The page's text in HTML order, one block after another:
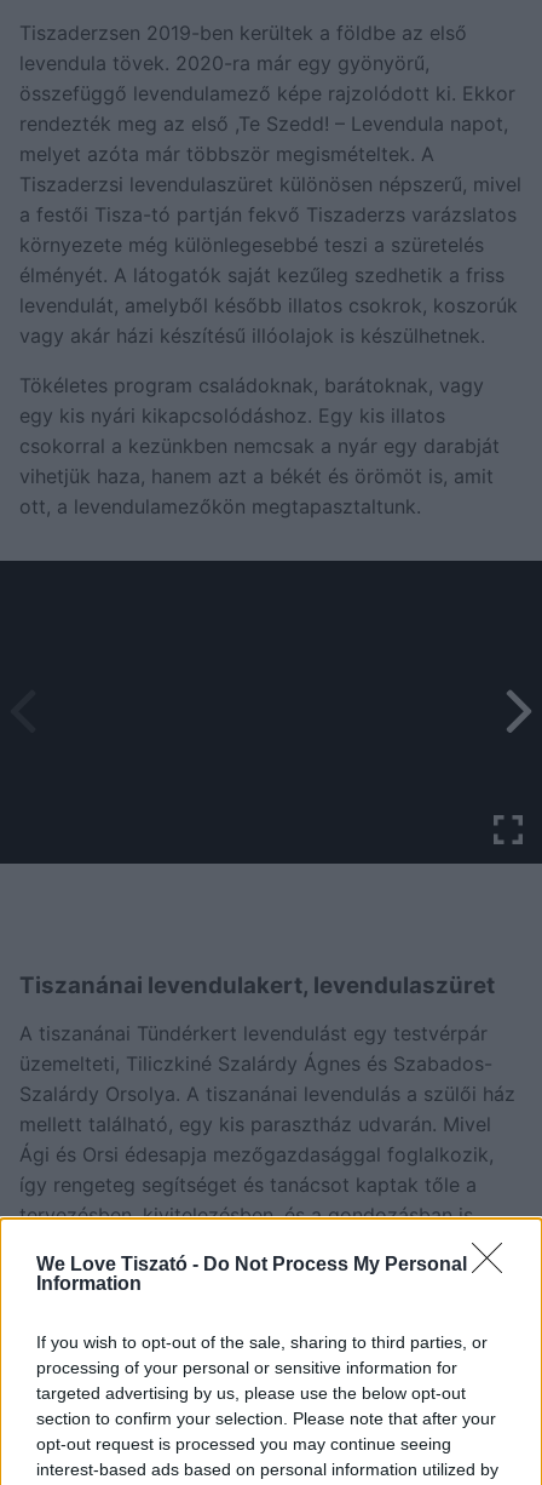
We Love Tiszató - Do Not Process My Personal
Information
If you wish to opt-out of the sale, sharing to third parties, or
processing of your personal or sensitive information for
targeted advertising by us, please use the below opt-out
section to confirm your selection. Please note that after your
opt-out request is processed you may continue seeing
interest-based ads based on personal information utilized by
Tiszaderzsen 2019-ben kerültek a földbe az első
levendula tövek. 2020-ra már egy gyönyörű,
összefüggő levendulamező képe rajzolódott ki. Ekkor
rendezték meg az első ,Te Szedd! – Levendula napot,
melyet azóta már többször megismételtek. A
Tiszaderzsi levendulaszüret különösen népszerű, mivel
a festői Tisza-tó partján fekvő Tiszaderzs varázslatos
környezete még különlegesebbé teszi a szüretelés
élményét. A látogatók saját kezűleg szedhetik a friss
levendulát, amelyből később illatos csokrok, koszorúk
vagy akár házi készítésű illóolajok is készülhetnek.
Tökéletes program családoknak, barátoknak, vagy
egy kis nyári kikapcsolódáshoz. Egy kis illatos
csokorral a kezünkben nemcsak a nyár egy darabját
vihetjük haza, hanem azt a békét és örömöt is, amit
ott, a levendulamezőkön megtapasztaltunk.
Tiszanánai levendulakert, levendulaszüret
A tiszanánai Tündérkert levendulást egy testvérpár
üzemelteti, Tiliczkiné Szalárdy Ágnes és Szabados-
Szalárdy Orsolya. A tiszanánai levendulás a szülői ház
mellett található, egy kis parasztház udvarán. Mivel
Ági és Orsi édesapja mezőgazdasággal foglalkozik,
így rengeteg segítséget és tanácsot kaptak tőle a
tervezésben, kivitelezésben, és a gondozásban is
aktívan részt vesz az egész család. Édesanyjuk pedig
rengeteget segít a növények gondozásában, a
A levendulást 2021-ben telepítették, 600 tő francia
levendulát ültettek el abban az évben tavasszal. Már
első év nyarán is szép virágokat hozott a levendulás,
második évben, 2022-ben pedig már megtarthatták
első szedd-magad eseményüket. A maradék virágot